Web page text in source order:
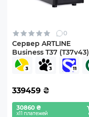
0
Сервер ARTLINE
Business T37 (T37v43)
339459 ₴
30860 ₴
х11 платежей